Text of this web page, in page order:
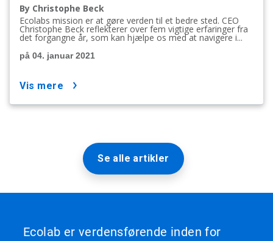
By Christophe Beck
Ecolabs mission er at gøre verden til et bedre sted. CEO
Christophe Beck reflekterer over fem vigtige erfaringer fra
det forgangne år, som kan hjælpe os med at navigere i...
på 04. januar 2021
vis mere
Se alle artikler
Ecolab er verdensførende inden for